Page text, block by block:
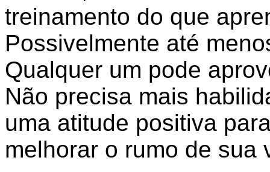
treinamento do que
Possivelmente até
Qualquer um pode
Não precisa mais
uma atitude positiva
melhorar o rumo de sua